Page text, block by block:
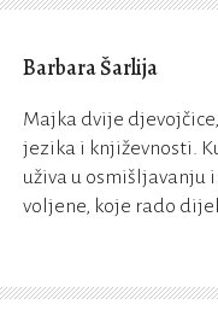
Barbara Šarlija
Majka dvije
jezika i književnosti.
uživa u osmišljavanju
voljene, koje rado